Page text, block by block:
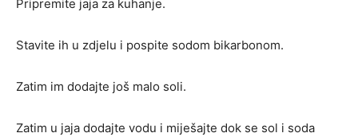
Pripremite jaja za kuhanje.
Stavite ih u zdjelu i pospite sodom bikarbonom.
Zatim im dodajte još malo soli.
Zatim u jaja dodajte vodu i miješajte dok se sol i soda